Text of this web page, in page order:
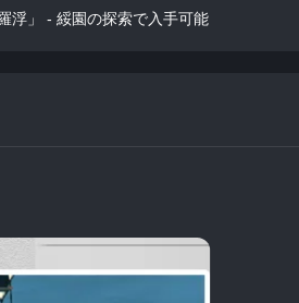
浮」 - 綏園の探索で入手可能